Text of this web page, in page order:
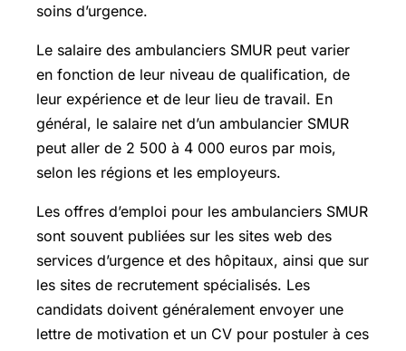
soins d’urgence.
Le salaire des ambulanciers SMUR peut varier
en fonction de leur niveau de qualification, de
leur expérience et de leur lieu de travail. En
général, le salaire net d’un ambulancier SMUR
peut aller de 2 500 à 4 000 euros par mois,
selon les régions et les employeurs.
Les offres d’emploi pour les ambulanciers SMUR
sont souvent publiées sur les sites web des
services d’urgence et des hôpitaux, ainsi que sur
les sites de recrutement spécialisés. Les
candidats doivent généralement envoyer une
lettre de motivation et un CV pour postuler à ces